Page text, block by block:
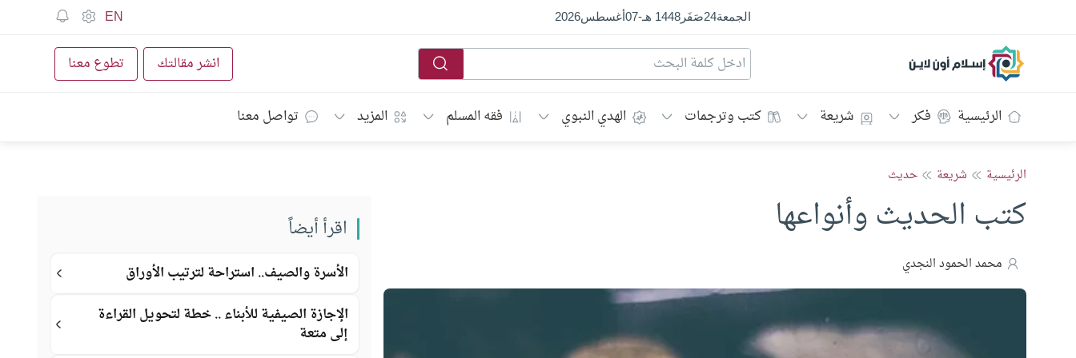
الجمعة24صَفَر1448 هـ -
07أغسطس2026
EN
إسلام أون لاين انشر مقالتك تطوع معنا
الرئيسية فكر شريعة كتب وترجمات الهدي النبوي فقه المسلم المزيد تواصل معنا
الرئيسية شريعة حديث
كتب الحديث وأنواعها
محمد الحمود النجدي
اقرأ أيضاً
الأسرة والصيف.. استراحة لترتيب الأوراق
الإجازة الصيفية للأبناء .. خطة لتحويل القراءة
إلى متعة